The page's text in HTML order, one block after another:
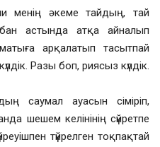
менің әкеме тайдың, тай
астында атқа айналып
арқалатып тасытпай
Разы боп, риясыз күлдік.
саумал ауасын сіміріп,
шешем келінінің сүйретпе
түйрелген тоқпақтай